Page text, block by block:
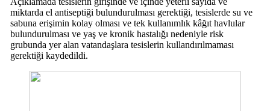
miktarda el antiseptiği bulundurulması gerektiği, tesislerde su ve
sabuna erişimin kolay olması ve tek kullanımlık kâğıt havlular
bulundurulması ve yaş ve kronik hastalığı nedeniyle risk
grubunda yer alan vatandaşlara tesislerin kullandırılmaması
gerektiği kaydedildi.